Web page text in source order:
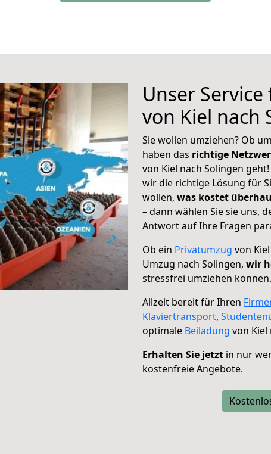
Unser
von Kiel nach
Sie wollen umziehen? Ob
haben das richtige
von Kiel nach Solingen
wir die richtige Lösung für
wollen, was kostet
– dann wählen Sie sie uns,
Antwort auf Ihre Fragen
Ob ein Privatumzug von
Umzug nach Solingen, wir
stressfrei umziehen können.
Allzeit bereit für Ihren
Klaviertransport,
optimale Beiladung von Kiel
Erhalten Sie jetzt in nur
kostenfreie Angebote.